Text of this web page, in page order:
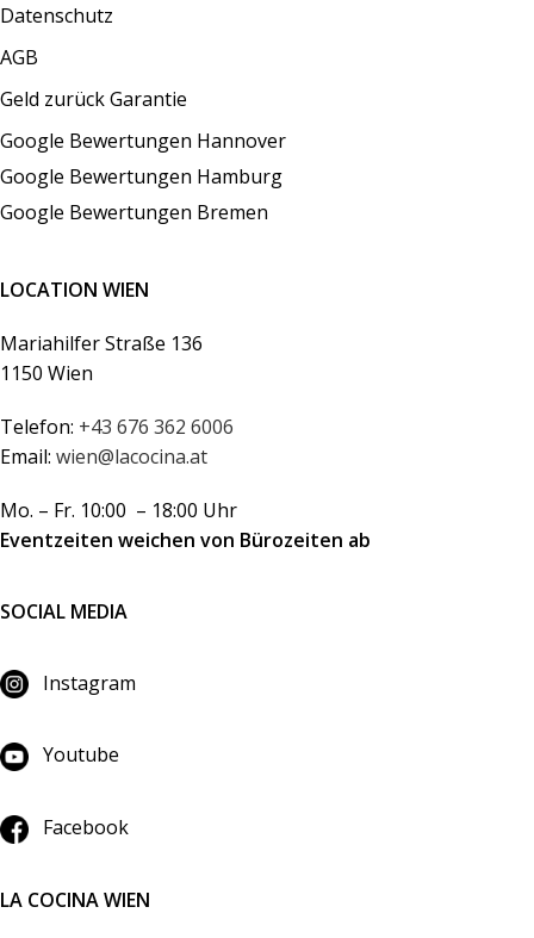
Datenschutz
AGB
Geld zurück Garantie
Google Bewertungen Hannover
Google Bewertungen Hamburg
Google Bewertungen Bremen
LOCATION WIEN
Mariahilfer Straße 136
1150 Wien
Telefon: +43 676 362 6006
Email: wien@lacocina.at
Mo. – Fr. 10:00 – 18:00 Uhr
Eventzeiten weichen von Bürozeiten ab
SOCIAL MEDIA
Instagram
Youtube
Facebook
LA COCINA WIEN